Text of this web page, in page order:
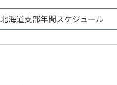
北海道支部年間スケジュール